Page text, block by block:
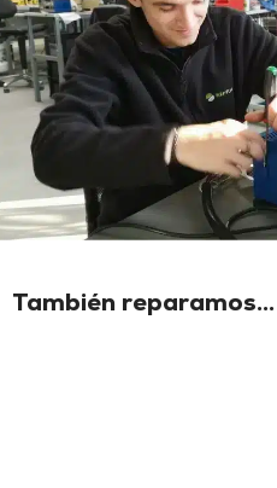
También reparamos...